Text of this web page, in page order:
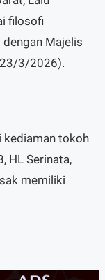
filosofi
Majelis
3/2026).
kediaman tokoh
HL Serinata,
memiliki